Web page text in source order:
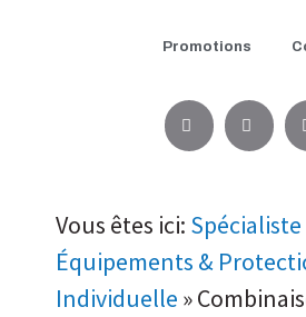
Promotions
Vous êtes ici: Spécialiste
Équipements &
Individuelle »